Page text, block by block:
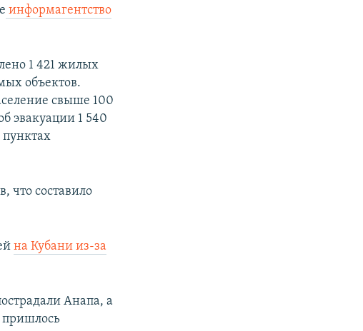
информагентство
1 421 жилых
объектов.
свыше 100
эвакуации 1 540
что составило
на Кубани из-за
Анапа, а